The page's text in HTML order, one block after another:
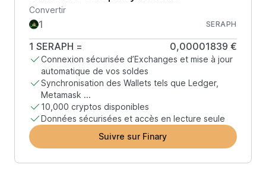
Convertir
SERAPH
1 SERAPH = 0,00001839 €
Connexion sécurisée d’Exchanges et mise à jour
automatique de vos soldes
Synchronisation des Wallets tels que Ledger,
Metamask ...
10,000 cryptos disponibles
Données sécurisées et accès en lecture seule
Suivre sur Finary